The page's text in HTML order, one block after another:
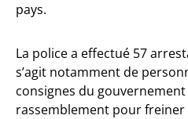
pays.
La police a effectué 57
s’agit notamment de
consignes du
rassemblement pour